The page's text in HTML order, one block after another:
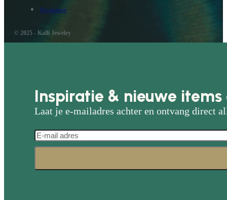
Disclaimer
© 2025 - Kalli Jewelry
Inspiratie & nieuwe
Laat je e-mailadres achter en ontvang direct